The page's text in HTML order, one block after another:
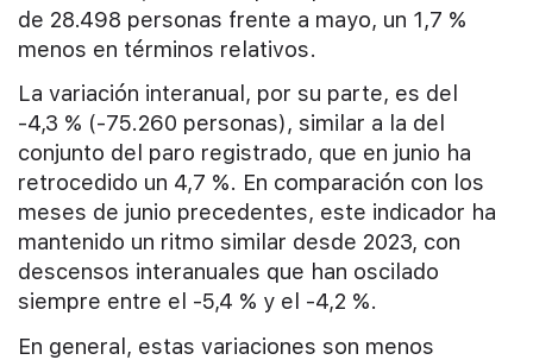
de 28.498 personas frente a mayo, un 1,7 %
menos en términos relativos.
La variación interanual, por su parte, es del
-4,3 % (-75.260 personas), similar a la del
conjunto del paro registrado, que en junio ha
retrocedido un 4,7 %. En comparación con los
meses de junio precedentes, este indicador ha
mantenido un ritmo similar desde 2023, con
descensos interanuales que han oscilado
siempre entre el -5,4 % y el -4,2 %.
En general, estas variaciones son menos